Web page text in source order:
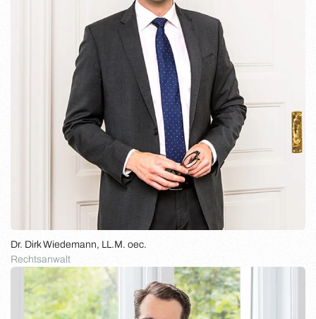
Dr. Dirk Wiedemann, LL.M. oec.
Rechtsanwalt